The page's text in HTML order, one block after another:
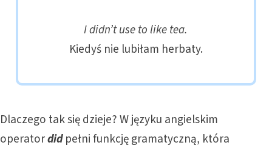
I didn’t use to like tea.
Kiedyś nie lubiłam herbaty.
Dlaczego tak się dzieje? W języku angielskim
operatordidpełni funkcję gramatyczną, która